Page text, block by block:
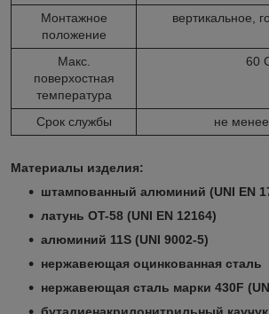
Монтажное
положение
вертикальное,
Макс.
поверхостная
температура
60
Срок службы не
Материалы изделия:
штампованный алюминий (UNI EN
латунь OT-58 (UNI EN 12164)
алюминий 11S (UNI 9002-5)
нержавеющая оцинкованная сталь
нержавеющая сталь марки 430F